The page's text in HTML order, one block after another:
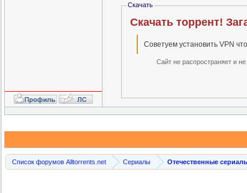
Скачать
Скачать торрент!
Советуем установить VPN
Сайт не распространяет и
Список форумов Alltorrents.net Сериалы Отечественные